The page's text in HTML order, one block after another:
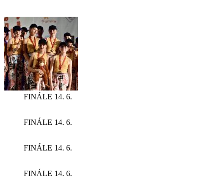
FINÁLE 14. 6.
FINÁLE 14. 6.
FINÁLE 14. 6.
FINÁLE 14. 6.